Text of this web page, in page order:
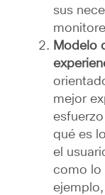
sus
Modelo
mejor
qué es
el
como lo